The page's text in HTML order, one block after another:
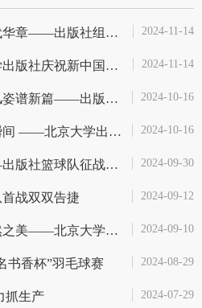
传承红色基因，共谱时代华章——出版社组织工会干部及业务骨干赴红旗渠培训 2024-11-14
光影颂华章——北京大学出版社庆祝新中国成立75周年摄影展 2024-11-14
未名湖畔步履坚，博雅风姿谱新篇——出版社职工积极参加环未名湖接力跑 2024-10-16
秋韵石林峡，定格美好瞬间 ——北京大学出版社秋游摄影展 2024-10-16
跃篮逐梦，赛场争锋——出版社篮球队征战北京大学2024年教职工篮球赛 2024-09-30
战双双告捷 2024-09-12
放松疲惫身心，尽享自然之美——北京大学出版社工会石林峡秋游记 2024-09-10
书香杯”羽毛球赛 2024-08-29
抓生产 2024-07-29